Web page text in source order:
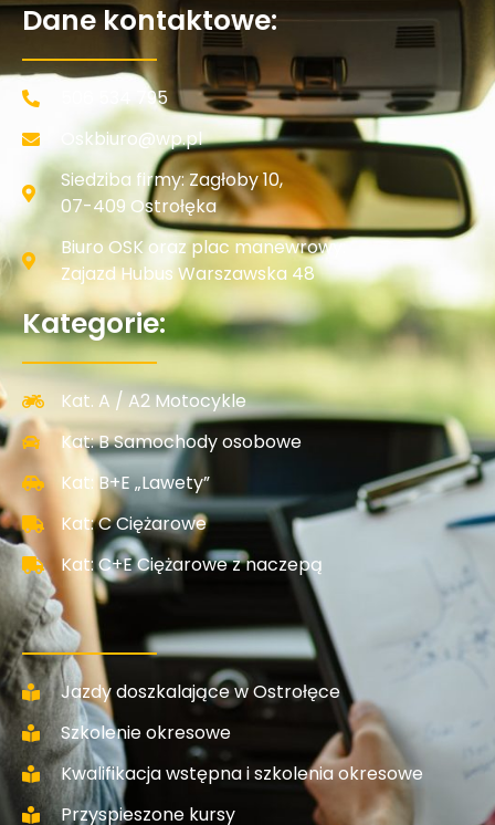
Dane kontaktowe:
506 534 795
Oskbiuro@wp.pl
Siedziba firmy: Zagłoby 10,
07-409 Ostrołęka
Biuro OSK oraz plac manewrowy:
Zajazd Hubus Warszawska 48
Kategorie:
Kat. A / A2 Motocykle
Kat: B Samochody osobowe
Kat: B+E „Lawety”
Kat: C Ciężarowe
Kat: C+E Ciężarowe z naczepą
Jazdy doszkalające w Ostrołęce
Szkolenie okresowe
Kwalifikacja wstępna i szkolenia okresowe
Przyspieszone kursy